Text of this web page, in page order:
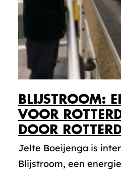
BLIJSTROOM:
VOOR
DOOR
Jelte Boeijenga is
Blijstroom, een